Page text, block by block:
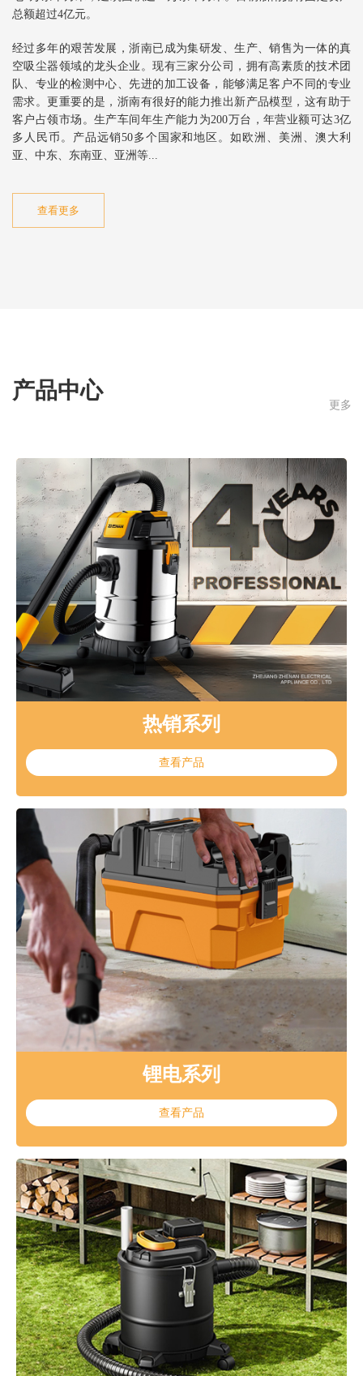
总额超过4亿元。
经过多年的艰苦发展，浙南已成为集研发、生产、销售为一体的真
空吸尘器领域的龙头企业。现有三家分公司，拥有高素质的技术团
队、专业的检测中心、先进的加工设备，能够满足客户不同的专业
需求。更重要的是，浙南有很好的能力推出新产品模型，这有助于
客户占领市场。生产车间年生产能力为200万台，年营业额可达3亿
多人民币。产品远销50多个国家和地区。如欧洲、美洲、澳大利
亚、中东、东南亚、亚洲等...
查看更多
产品中心
更多
热销系列
查看产品
锂电系列
查看产品
欢
迎